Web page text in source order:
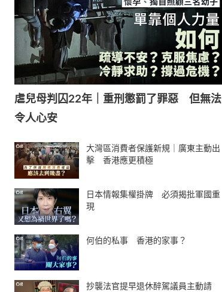
虐兒母判囚22年｜重刑懲罰了罪惡 但無法
令人心安
大灣區消費者保護新規｜廣東主動出
擊 香港應更積極
日本情報集權掛牌 必須揭批軍國重
現
何伯的私事 香港的家事？
抄襲法官提早退休醉駕議員主動請